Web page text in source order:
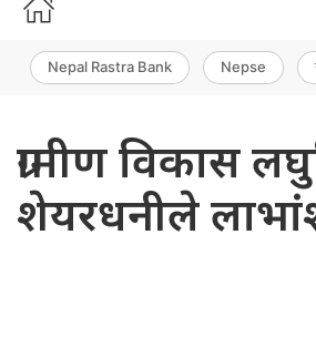
Nepal Rastra Bank Nepse
ग्रामीण विकास
शेयरधनीले